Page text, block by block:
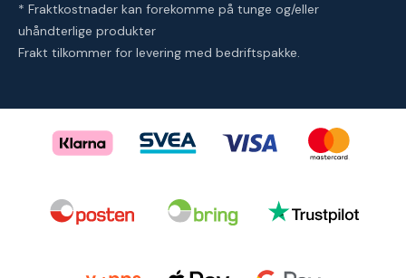
* Fraktkostnader kan forekomme på tunge og/eller
uhåndterlige produkter
Frakt tilkommer for levering med bedriftspakke.